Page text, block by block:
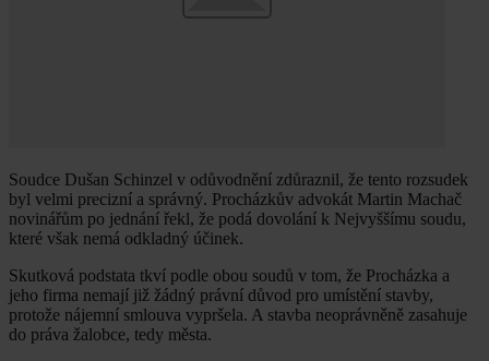
Soudce Dušan Schinzel v odůvodnění zdůraznil, že tento rozsudek
byl velmi precizní a správný. Procházkův advokát Martin Machač
novinářům po jednání řekl, že podá dovolání k Nejvyššímu soudu,
které však nemá odkladný účinek.
Skutková podstata tkví podle obou soudů v tom, že Procházka a
jeho firma nemají již žádný právní důvod pro umístění stavby,
protože nájemní smlouva vypršela. A stavba neoprávněně zasahuje
do práva žalobce, tedy města.